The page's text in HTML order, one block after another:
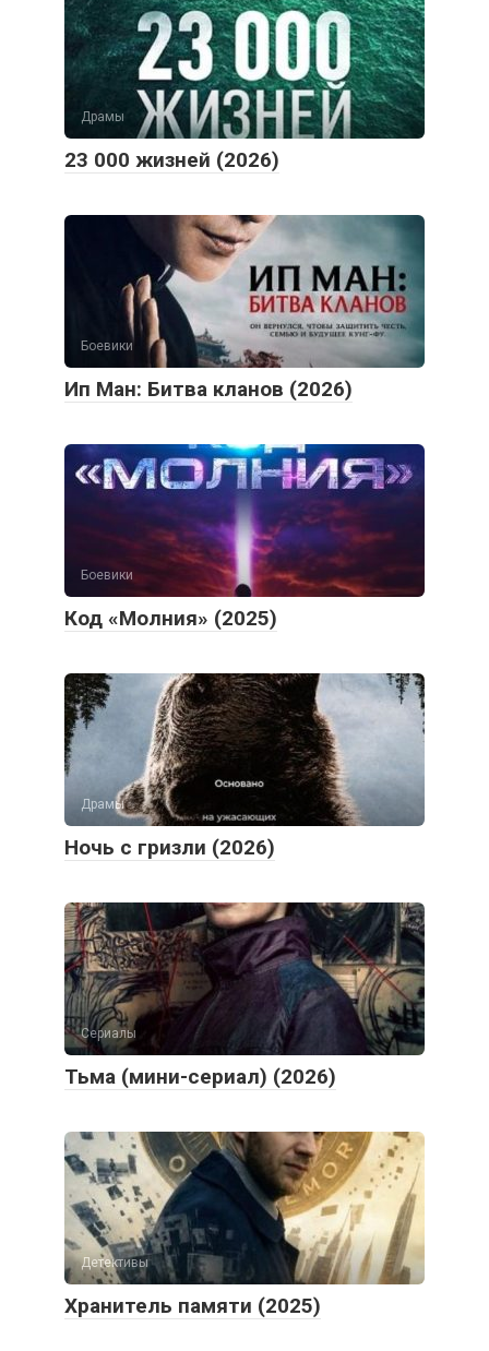
Драмы
23 000 жизней (2026)
Боевики
Ип Ман: Битва кланов (2026)
Боевики
Код «Молния» (2025)
Драмы
Ночь с гризли (2026)
Сериалы
Тьма (мини-сериал) (2026)
Детективы
Хранитель памяти (2025)